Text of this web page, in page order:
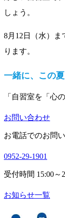
しょう。
8月12日（水）
ります。
一緒に、この
「自習室を「心
お問い合わせ
お電話でのお問
0952-29-1901
受付時間 15:00～
お知らせ一覧